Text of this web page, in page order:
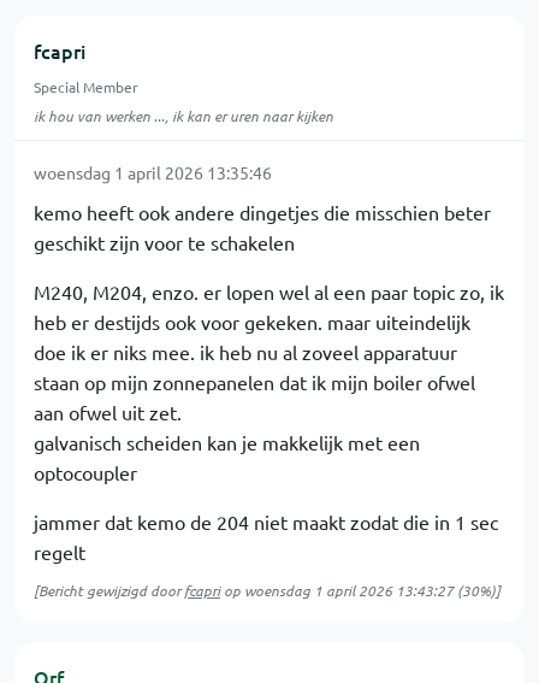
fcapri
Special Member
ik hou van werken ..., ik kan er uren naar kijken
woensdag 1 april 2026 13:35:46
kemo heeft ook andere dingetjes die misschien beter
geschikt zijn voor te schakelen
M240, M204, enzo. er lopen wel al een paar topic zo, ik
heb er destijds ook voor gekeken. maar uiteindelijk
doe ik er niks mee. ik heb nu al zoveel apparatuur
staan op mijn zonnepanelen dat ik mijn boiler ofwel
aan ofwel uit zet.
galvanisch scheiden kan je makkelijk met een
optocoupler
jammer dat kemo de 204 niet maakt zodat die in 1 sec
regelt
[Bericht gewijzigd doorfcapriop woensdag 1 april 2026 13:43:27(30%)]
Orf